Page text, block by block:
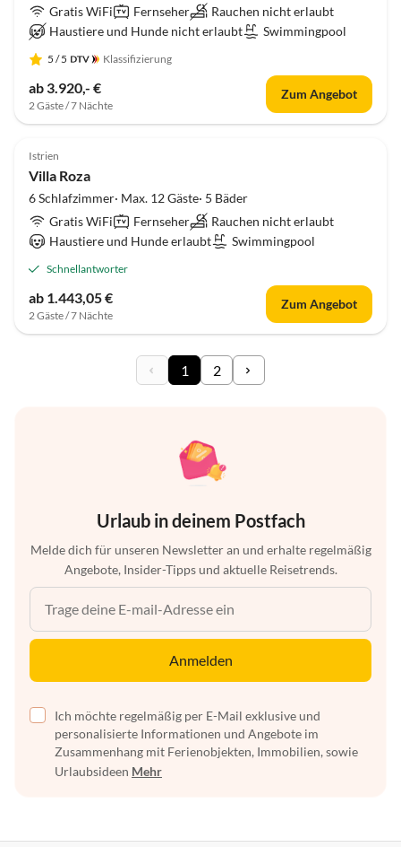
Gratis WiFi
Fernseher
Rauchen nicht erlaubt
Haustiere und Hunde nicht erlaubt
Swimmingpool
5 / 5 Klassifizierung
ab 3.920,- €
2 Gäste / 7 Nächte
Zum Angebot
Istrien
Villa Roza
6 Schlafzimmer· Max. 12 Gäste· 5 Bäder
Gratis WiFi
Fernseher
Rauchen nicht erlaubt
Haustiere und Hunde erlaubt
Swimmingpool
Schnellantworter
ab 1.443,05 €
2 Gäste / 7 Nächte
Zum Angebot
1 2
Urlaub in deinem Postfach
Melde dich für unseren Newsletter an und erhalte regelmäßig
Angebote, Insider-Tipps und aktuelle Reisetrends.
Anmelden
Ich möchte regelmäßig per E-Mail exklusive und
personalisierte Informationen und Angebote im
Zusammenhang mit Ferienobjekten, Immobilien, sowie
Urlaubsideen Mehr